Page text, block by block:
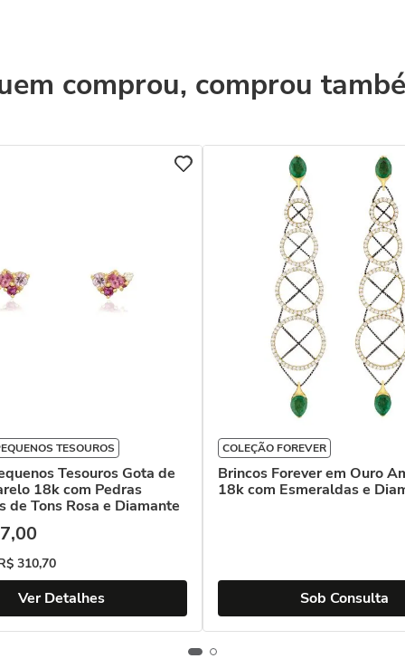
comprou, comprou
TESOUROS
Tesouros Gota de
18k com Pedras
de Tons Rosa e Diamante
,00
310,70
Ver Detalhes
COLEÇÃO FOREVER
Brincos Forever em Ouro
18k com Esmeraldas e
Sob Consulta